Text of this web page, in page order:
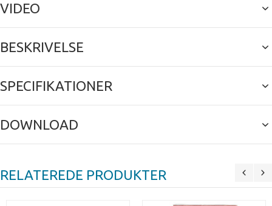
VIDEO
BESKRIVELSE
SPECIFIKATIONER
DOWNLOAD
RELATEREDE PRODUKTER